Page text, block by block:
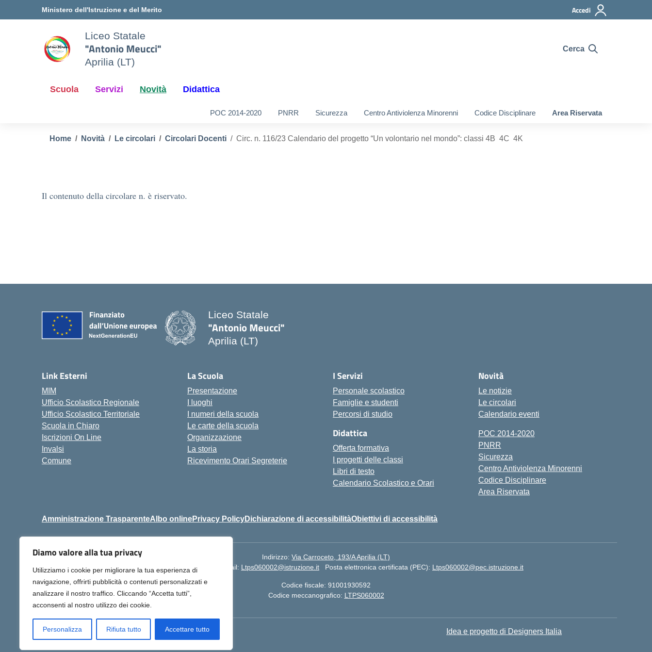
Diamo valore alla tua privacy
Utilizziamo i cookie per migliorare la tua esperienza di
navigazione, offrirti pubblicità o contenuti personalizzati e
analizzare il nostro traffico. Cliccando “Accetta tutti”,
acconsenti al nostro utilizzo dei cookie.
Personalizza Rifiuta tutto Accettare tutto
Ministero dell'Istruzione e del Merito Accedi
Liceo Statale
"Antonio Meucci"
Aprilia (LT)
Cerca
Scuola Servizi Novità Didattica
POC 2014-2020 PNRR Sicurezza Centro Antiviolenza Minorenni Codice Disciplinare Area Riservata
Home Novità Le circolari Circolari Docenti Circ. n. 116/23 Calendario del progetto “Un volontario nel mondo”: classi 4B 4C 4K
Il contenuto della circolare n. è riservato.
Liceo Statale
"Antonio Meucci"
Aprilia (LT)
Link Esterni
MIM
Ufficio Scolastico Regionale
Ufficio Scolastico Territoriale
Scuola in Chiaro
Iscrizioni On Line
Invalsi
Comune
La Scuola
Presentazione
I luoghi
I numeri della scuola
Le carte della scuola
Organizzazione
La storia
Ricevimento Orari Segreterie
I Servizi
Personale scolastico
Famiglie e studenti
Percorsi di studio
Didattica
Offerta formativa
I progetti delle classi
Libri di testo
Calendario Scolastico e Orari
Novità
Le notizie
Le circolari
Calendario eventi
POC 2014-2020
PNRR
Sicurezza
Centro Antiviolenza Minorenni
Codice Disciplinare
Area Riservata
Amministrazione TrasparenteAlbo onlinePrivacy PolicyDichiarazione di accessibilitàObiettivi di accessibilità
Indirizzo: Via Carroceto, 193/A Aprilia (LT)
Centralino:
+39 06 9257678 Email: Ltps060002@istruzione.it Posta elettronica certificata (PEC): Ltps060002@pec.istruzione.it
Codice fiscale: 91001930592
Codice meccanografico: LTPS060002
Idea e progetto di Designers Italia